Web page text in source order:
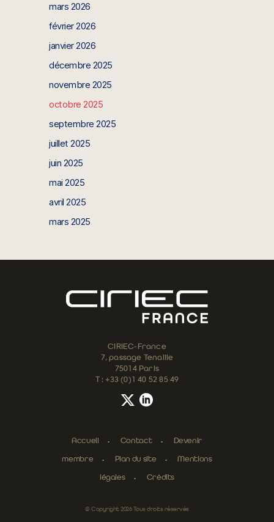
mars 2026
février 2026
janvier 2026
décembre 2025
novembre 2025
octobre 2025
septembre 2025
juillet 2025
juin 2025
mai 2025
avril 2025
mars 2025
CIRIEC-France
7, passage Tenaille
75014 Paris
T : +33 (0)1 40 52 85 49
Accueil Contact Devenir
membre Plan du site Mentions
légales Crédits
© Copyright 2026 Tous droits réservés